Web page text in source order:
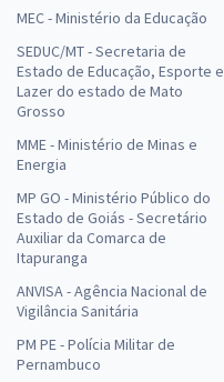
MEC - Ministério da Educação
SEDUC/MT - Secretaria de
Estado de Educação, Esporte e
Lazer do estado de Mato
Grosso
MME - Ministério de Minas e
Energia
MP GO - Ministério Público do
Estado de Goiás - Secretário
Auxiliar da Comarca de
Itapuranga
ANVISA - Agência Nacional de
Vigilância Sanitária
PM PE - Polícia Militar de
Pernambuco